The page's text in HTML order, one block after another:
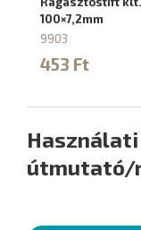
100×7,2mm
9903
453 Ft
Használati
útmutató/